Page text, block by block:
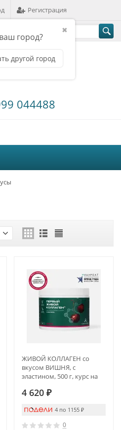
✖
город?
другой город
Регистрация
044488
ЖИВОЙ КОЛЛАГЕН со
вкусом ВИШНЯ, с
эластином, 500 г, курс на
4 620 ₽
4 по 1155 ₽
0